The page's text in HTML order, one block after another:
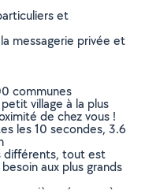
et
messagerie privée et
communes
village à la plus
de chez vous !
les 10 secondes, 3.6
différents, tout est
aux plus grands